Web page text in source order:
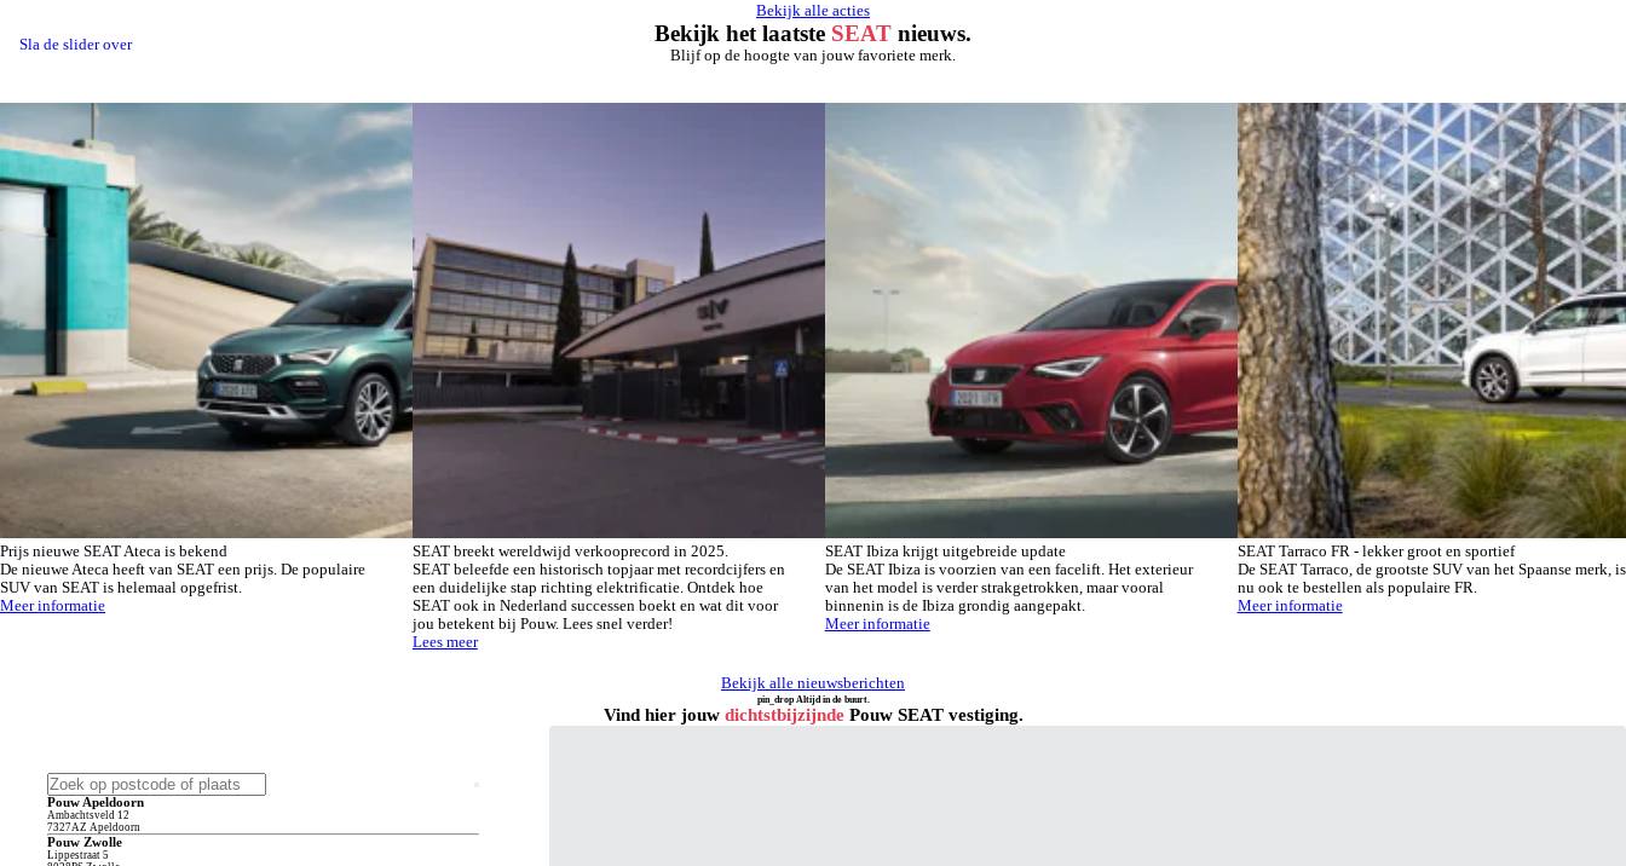
Bekijk alle acties
Bekijk het laatste SEAT nieuws.
Blijf op de hoogte van jouw favoriete merk.
Sla de slider over
Prijs nieuwe SEAT Ateca is bekend
De nieuwe Ateca heeft van SEAT een prijs. De populaire
SUV van SEAT is helemaal opgefrist.
Meer informatie
SEAT breekt wereldwijd verkooprecord in 2025.
SEAT beleefde een historisch topjaar met recordcijfers en
een duidelijke stap richting elektrificatie. Ontdek hoe
SEAT ook in Nederland successen boekt en wat dit voor
jou betekent bij Pouw. Lees snel verder!
Lees meer
SEAT Ibiza krijgt uitgebreide update
De SEAT Ibiza is voorzien van een facelift. Het exterieur
van het model is verder strakgetrokken, maar vooral
binnenin is de Ibiza grondig aangepakt.
Meer informatie
SEAT Tarraco FR - lekker groot en sportief
De SEAT Tarraco, de grootste SUV van het Spaanse merk, is
nu ook te bestellen als populaire FR.
Meer informatie
Bekijk alle nieuwsberichten
pin_dropAltijd in de buurt.
Vind hier jouw dichtstbijzijndePouw SEAT vestiging.
Pouw Apeldoorn
Ambachtsveld 12
7327AZ Apeldoorn
Pouw Zwolle
Lippestraat 5